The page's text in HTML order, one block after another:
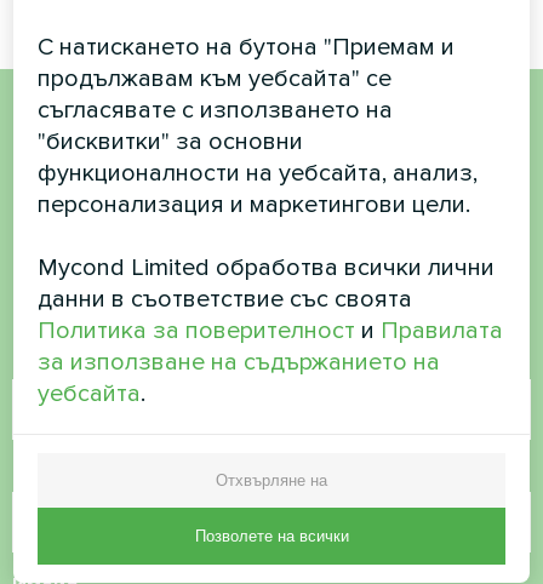
Искате да купите или
имате въпроси?
Свържете се с нас и ние ще ви
помогнем
Име
С натискането на бутона "Приемам и
продължавам към уебсайта" се
съгласявате с използването на
"бисквитки" за основни
функционалности на уебсайта, анализ,
персонализация и маркетингови цели.
Mycond Limited обработва всички лични
данни в съответствие със своята
Политика за поверителност и Правилата
за използване на съдържанието на
уебсайта.
Отхвърляне на
Позволете на всички